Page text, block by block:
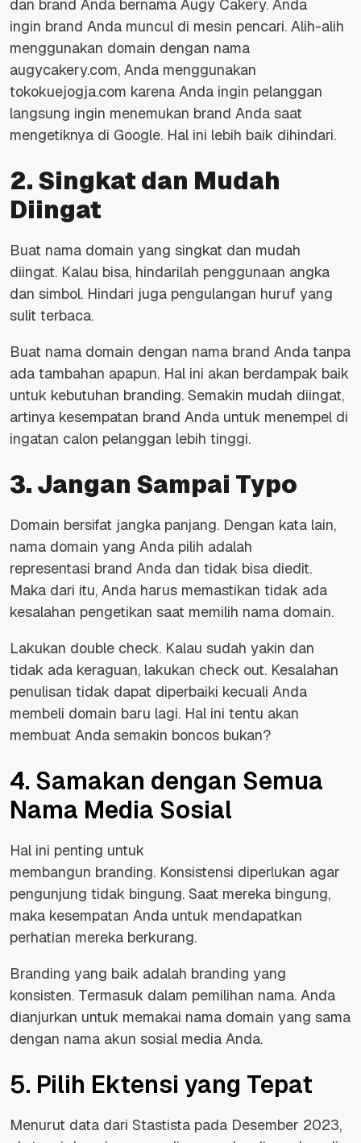
dan brand Anda bernama Augy Cakery. Anda
ingin brand Anda muncul di mesin pencari. Alih-alih
menggunakan domain dengan nama
augycakery.com, Anda menggunakan
tokokuejogja.com karena Anda ingin pelanggan
langsung ingin menemukan brand Anda saat
mengetiknya di Google. Hal ini lebih baik dihindari.
2. Singkat dan Mudah
Diingat
Buat nama domain yang singkat dan mudah
diingat. Kalau bisa, hindarilah penggunaan angka
dan simbol. Hindari juga pengulangan huruf yang
sulit terbaca.
Buat nama domain dengan nama brand Anda tanpa
ada tambahan apapun. Hal ini akan berdampak baik
untuk kebutuhan branding. Semakin mudah diingat,
artinya kesempatan brand Anda untuk menempel di
ingatan calon pelanggan lebih tinggi.
3. Jangan Sampai Typo
Domain bersifat jangka panjang. Dengan kata lain,
nama domain yang Anda pilih adalah
representasi brand Anda dan tidak bisa diedit.
Maka dari itu, Anda harus memastikan tidak ada
kesalahan pengetikan saat memilih nama domain.
Lakukan double check. Kalau sudah yakin dan
tidak ada keraguan, lakukan check out. Kesalahan
penulisan tidak dapat diperbaiki kecuali Anda
membeli domain baru lagi. Hal ini tentu akan
membuat Anda semakin boncos bukan?
4. Samakan dengan Semua
Nama Media Sosial
Hal ini penting untuk
membangun branding. Konsistensi diperlukan agar
pengunjung tidak bingung. Saat mereka bingung,
maka kesempatan Anda untuk mendapatkan
perhatian mereka berkurang.
Branding yang baik adalah branding yang
konsisten. Termasuk dalam pemilihan nama. Anda
dianjurkan untuk memakai nama domain yang sama
dengan nama akun sosial media Anda.
5. Pilih Ektensi yang Tepat
Menurut data dari Stastista pada Desember 2023,